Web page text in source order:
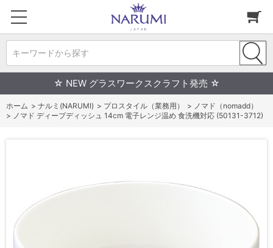
キーワードから探す
☆ NEW グラスワークスクラフト発売 ☆
ホーム > ナルミ(NARUMI) > プロスタイル（業務用） > ノマド（nomadd）
> ノマド ディープディッシュ 14cm 電子レンジ温め 食洗機対応 (50131-3712)